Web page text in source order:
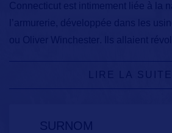
Connecticut est intimement liée à la
l’armurerie, développée dans les
ou Oliver
Winchester . Ils allaient
LIRE LA SUITE
SURNOM